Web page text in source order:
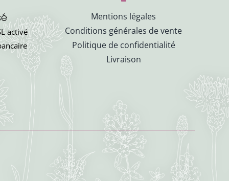
activé
Mentions légales
Conditions générales de vente
Politique de confidentialité
Livraison